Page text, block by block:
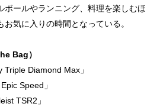
ボールやランニング、料理を楽しむほ
気に入りの時間となっている。
Bag）
Triple Diamond Max」
Speed」
TSR2」